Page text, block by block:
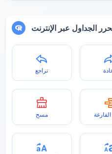
الجداول عبر الإنترنت
تراجع
مسح